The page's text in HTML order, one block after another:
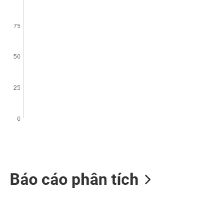
0
50
25
75
Báo cáo phân tích
VS-
NGUYÊN